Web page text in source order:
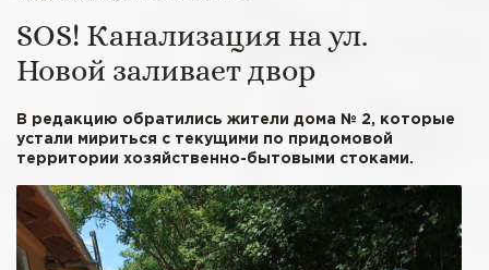
SOS! Канализация на ул.
Новой заливает двор
В редакцию обратились жители дома № 2, которые
устали мириться с текущими по придомовой
территории хозяйственно-бытовыми стоками.